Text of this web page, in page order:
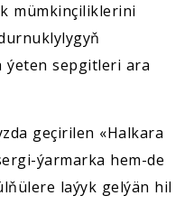
mümkinçiliklerini
ýeten sepgitleri ara
geçirilen «Halkara
ýarmarka hem-de
laýyk gelýän hil